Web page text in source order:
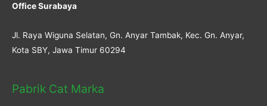
Office Surabaya
Jl. Raya Wiguna Selatan, Gn. Anyar Tambak, Kec. Gn. Anyar,
Kota SBY, Jawa Timur 60294
Pabrik Cat Marka